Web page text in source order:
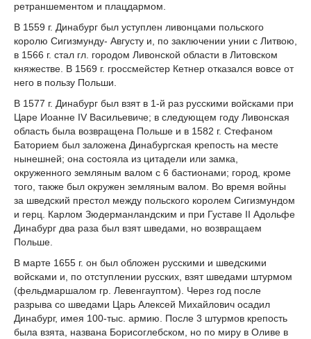
ретраншементом и плацдармом.
В 1559 г. Динабург был уступлен ливонцами польского
королю Сигизмунду- Августу и, по заключении унии с Литвою,
в 1566 г. стал гл. городом Ливонской области в Литовском
княжестве. В 1569 г. гроссмейстер Кетнер отказался вовсе от
него в пользу Польши.
В 1577 г. Динабург был взят в 1-й раз русскими войсками при
Царе Иоанне IV Васильевиче; в следующем году Ливонская
область была возвращена Польше и в 1582 г. Стефаном
Баторием был заложена Динабургская крепость на месте
нынешней; она состояла из цитадели или замка,
окруженного земляным валом с 6 бастионами; город, кроме
того, также был окружен земляным валом. Во время войны
за шведский престол между польского королем Сигизмундом
и герц. Карлом Зюдерманландским и при Густаве II Адольфе
Динабург два раза был взят шведами, но возвращаем
Польше.
В марте 1655 г. он был обложен русскими и шведскими
войсками и, по отступлении русских, взят шведами штурмом
(фельдмаршалом гр. Левенгауптом). Через год после
разрыва со шведами Царь Алексей Михайлович осадил
Динабург, имея 100-тыс. армию. После 3 штурмов крепость
была взята, названа Борисоглебском, но по миру в Оливе в